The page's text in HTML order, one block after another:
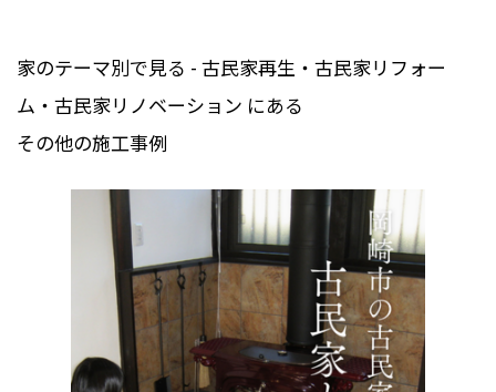
家のテーマ別で見る - 古民家再生・古民家リフォー
ム・古民家リノベーション にある
その他の施工事例